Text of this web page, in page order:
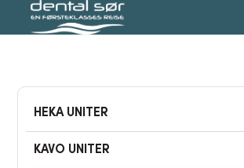
HEKA UNITER
KAVO UNITER